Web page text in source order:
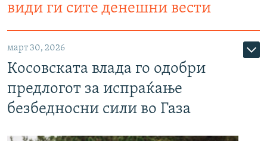
види ги сите денешни вести
март 30, 2026
Косовската влада го одобри
предлогот за испраќање
безбедносни сили во Газа